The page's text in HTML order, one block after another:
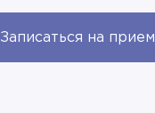
Записаться на прием